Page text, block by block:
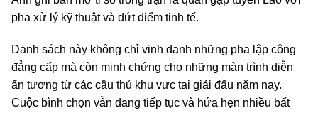
pha xử lý kỹ thuật và dứt điểm tinh tế.
Danh sách này không chỉ vinh danh những pha lập công
đẳng cấp mà còn minh chứng cho những màn trình diễn
ấn tượng từ các cầu thủ khu vực tại giải đấu năm nay.
Cuộc bình chọn vẫn đang tiếp tục và hứa hẹn nhiều bất